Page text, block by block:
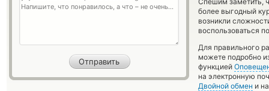
более выгодный
возникли
воспользоваться
Для правильного
можете подробно
функцией
на электронную
Двойной обмен и